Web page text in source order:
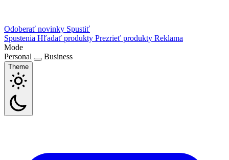
Odoberať novinky Spustiť
Spustenia Hľadať produkty Prezrieť produkty Reklama
Mode
Personal
Business
Theme